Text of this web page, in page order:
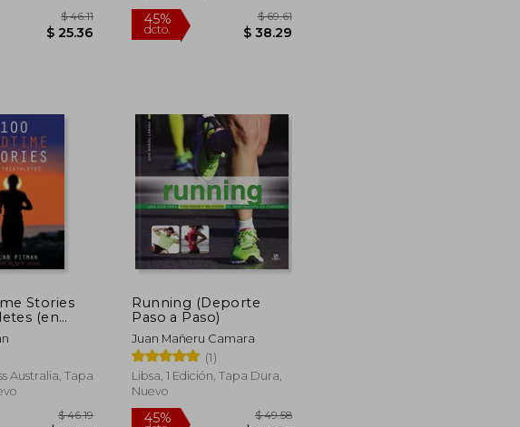
45%
dcto.
$ 46.11
$ 25.36
Corredores de
Montaña
45%
dcto.
Stories
(en
Australia, Tapa
Running (Deporte
Paso a Paso)
Juan Mañeru Camara
(1)
Libsa, 1 Edición, Tapa Dura,
Nuevo